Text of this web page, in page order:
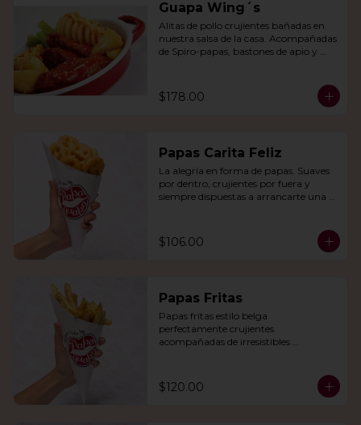
Guapa Wing´s
Alitas de pollo crujientes bañadas en
nuestra salsa de la casa. Acompañadas
de Spiro-papas, bastones de apio y
$178.00
Papas Carita Feliz
La alegría en forma de papas. Suaves
por dentro, crujientes por fuera y
siempre dispuestas a arrancarte una
$106.00
Papas Fritas
Papas fritas estilo belga
perfectamente crujientes
acompañadas de irresistibles
$120.00